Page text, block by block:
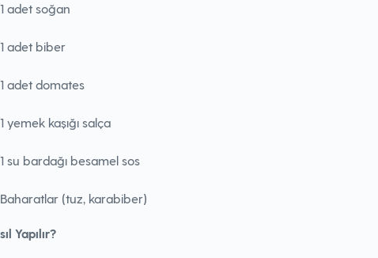
1 adet soğan
1 adet biber
1 adet domates
1 yemek kaşığı salça
1 su bardağı besamel sos
Baharatlar (tuz, karabiber)
Yapılır?